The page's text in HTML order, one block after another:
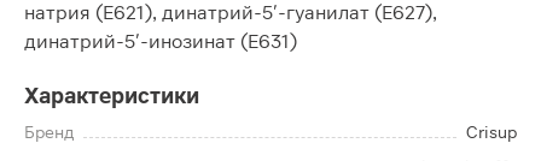
натрия (Е621), динатрий-5'-гуанилат (Е627),
динатрий-5'-инозинат (Е631)
Характеристики
Бренд
Crisup